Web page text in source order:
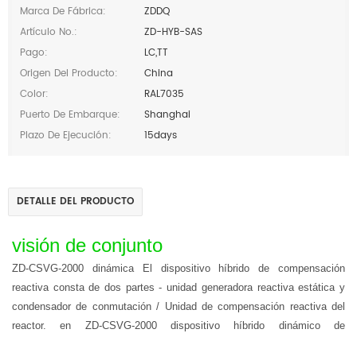
Marca De Fábrica:
ZDDQ
Artículo No.:
ZD-HYB-SAS
Pago:
LC,TT
Origen Del Producto:
China
Color:
RAL7035
Puerto De Embarque:
Shanghai
Plazo De Ejecución:
15days
DETALLE DEL PRODUCTO
visión de conjunto
ZD-CSVG-2000 dinámicaEl dispositivo híbrido de compensación
reactiva consta de dos partes - unidad generadora reactiva estática y
condensador de conmutación / Unidad de compensación reactiva del
reactor. en ZD-CSVG-2000 dispositivo híbrido dinámico de